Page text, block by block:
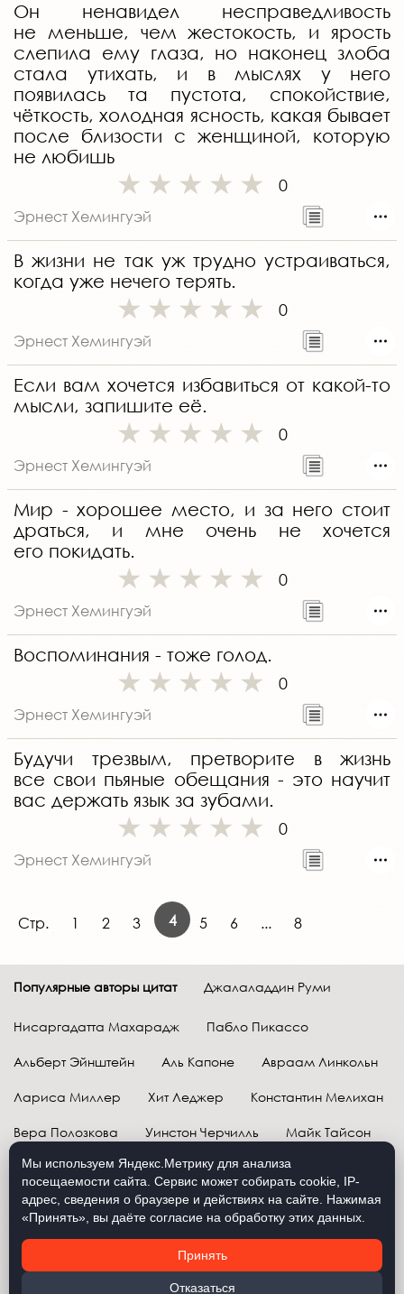
Он ненавидел несправедливость
не меньше, чем жестокость, и ярость
слепила ему глаза, но наконец злоба
стала утихать, и в мыслях у него
появилась та пустота, спокойствие,
чёткость, холодная ясность, какая бывает
после близости с женщиной, которую
не любишь
0
Эрнест Хемингуэй
В жизни не так уж трудно устраиваться,
когда уже нечего терять.
0
Эрнест Хемингуэй
Если вам хочется избавиться от какой-то
мысли, запишите её.
0
Эрнест Хемингуэй
Мир - хорошее место, и за него стоит
драться, и мне очень не хочется
его покидать.
0
Эрнест Хемингуэй
Воспоминания - тоже голод.
0
Эрнест Хемингуэй
Будучи трезвым, претворите в жизнь
все свои пьяные обещания - это научит
вас держать язык за зубами.
0
Эрнест Хемингуэй
Стр. 1 2 3 4 5 6 ... 8
Популярные авторы цитат Джалаладдин Руми
Нисаргадатта Махарадж Пабло Пикассо
Альберт Эйнштейн Аль Капоне Авраам Линкольн
Лариса Миллер Хит Леджер Константин Мелихан
Вера Полозкова Уинстон Черчилль Майк Тайсон
Марк Твен Расул Гамзатов Грег Плитт
Далай-лама XIV Уоррен Баффетт
Давид Самойлов Антон Чехов Жан-Поль Сартр
Брюс Ли Бенджамин Франклин Лев Н. Толстой
Мы используем Яндекс.Метрику для анализа
посещаемости сайта. Сервис может собирать cookie, IP-
адрес, сведения о браузере и действиях на сайте. Нажимая
«Принять», вы даёте согласие на обработку этих данных.
Принять
Отказаться